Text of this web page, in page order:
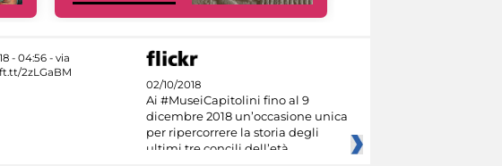
02/10/2018
Ai #MuseiCapitolini fino al 9
dicembre 2018 un’occasione unica
per ripercorrere la storia degli
ultimi tre concili dell’età